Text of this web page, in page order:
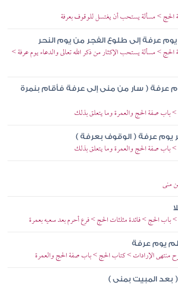
الحج > مسألة يستحب أن يغتسل للوقوف بعرفة
عرفة إلى طلوع الفجر من يوم النحر
> مسألة يستحب الإكثار من ذكر الله تعالى والدعاء يوم عرفة >
( سار من منى إلى عرفة فأقام بنمرة
باب صفة الحج والعمرة وما يتعلق بذلك
يوم عرفة ( الوقوف بعرفة )
باب صفة الحج والعمرة وما يتعلق بذلك
منى
الحج > فائدة مثلثات الحج > فرع أحرم بعد سعيه بعمرة
يوم عرفة
منتهى الإرادات > كتاب الحج > باب صفة الحج والعمرة
بعد المبيت بمنى )